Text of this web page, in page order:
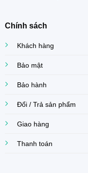
Chính sách
Khách hàng
Bảo mật
Bảo hành
Đổi / Trả sản phẩm
Giao hàng
Thanh toán